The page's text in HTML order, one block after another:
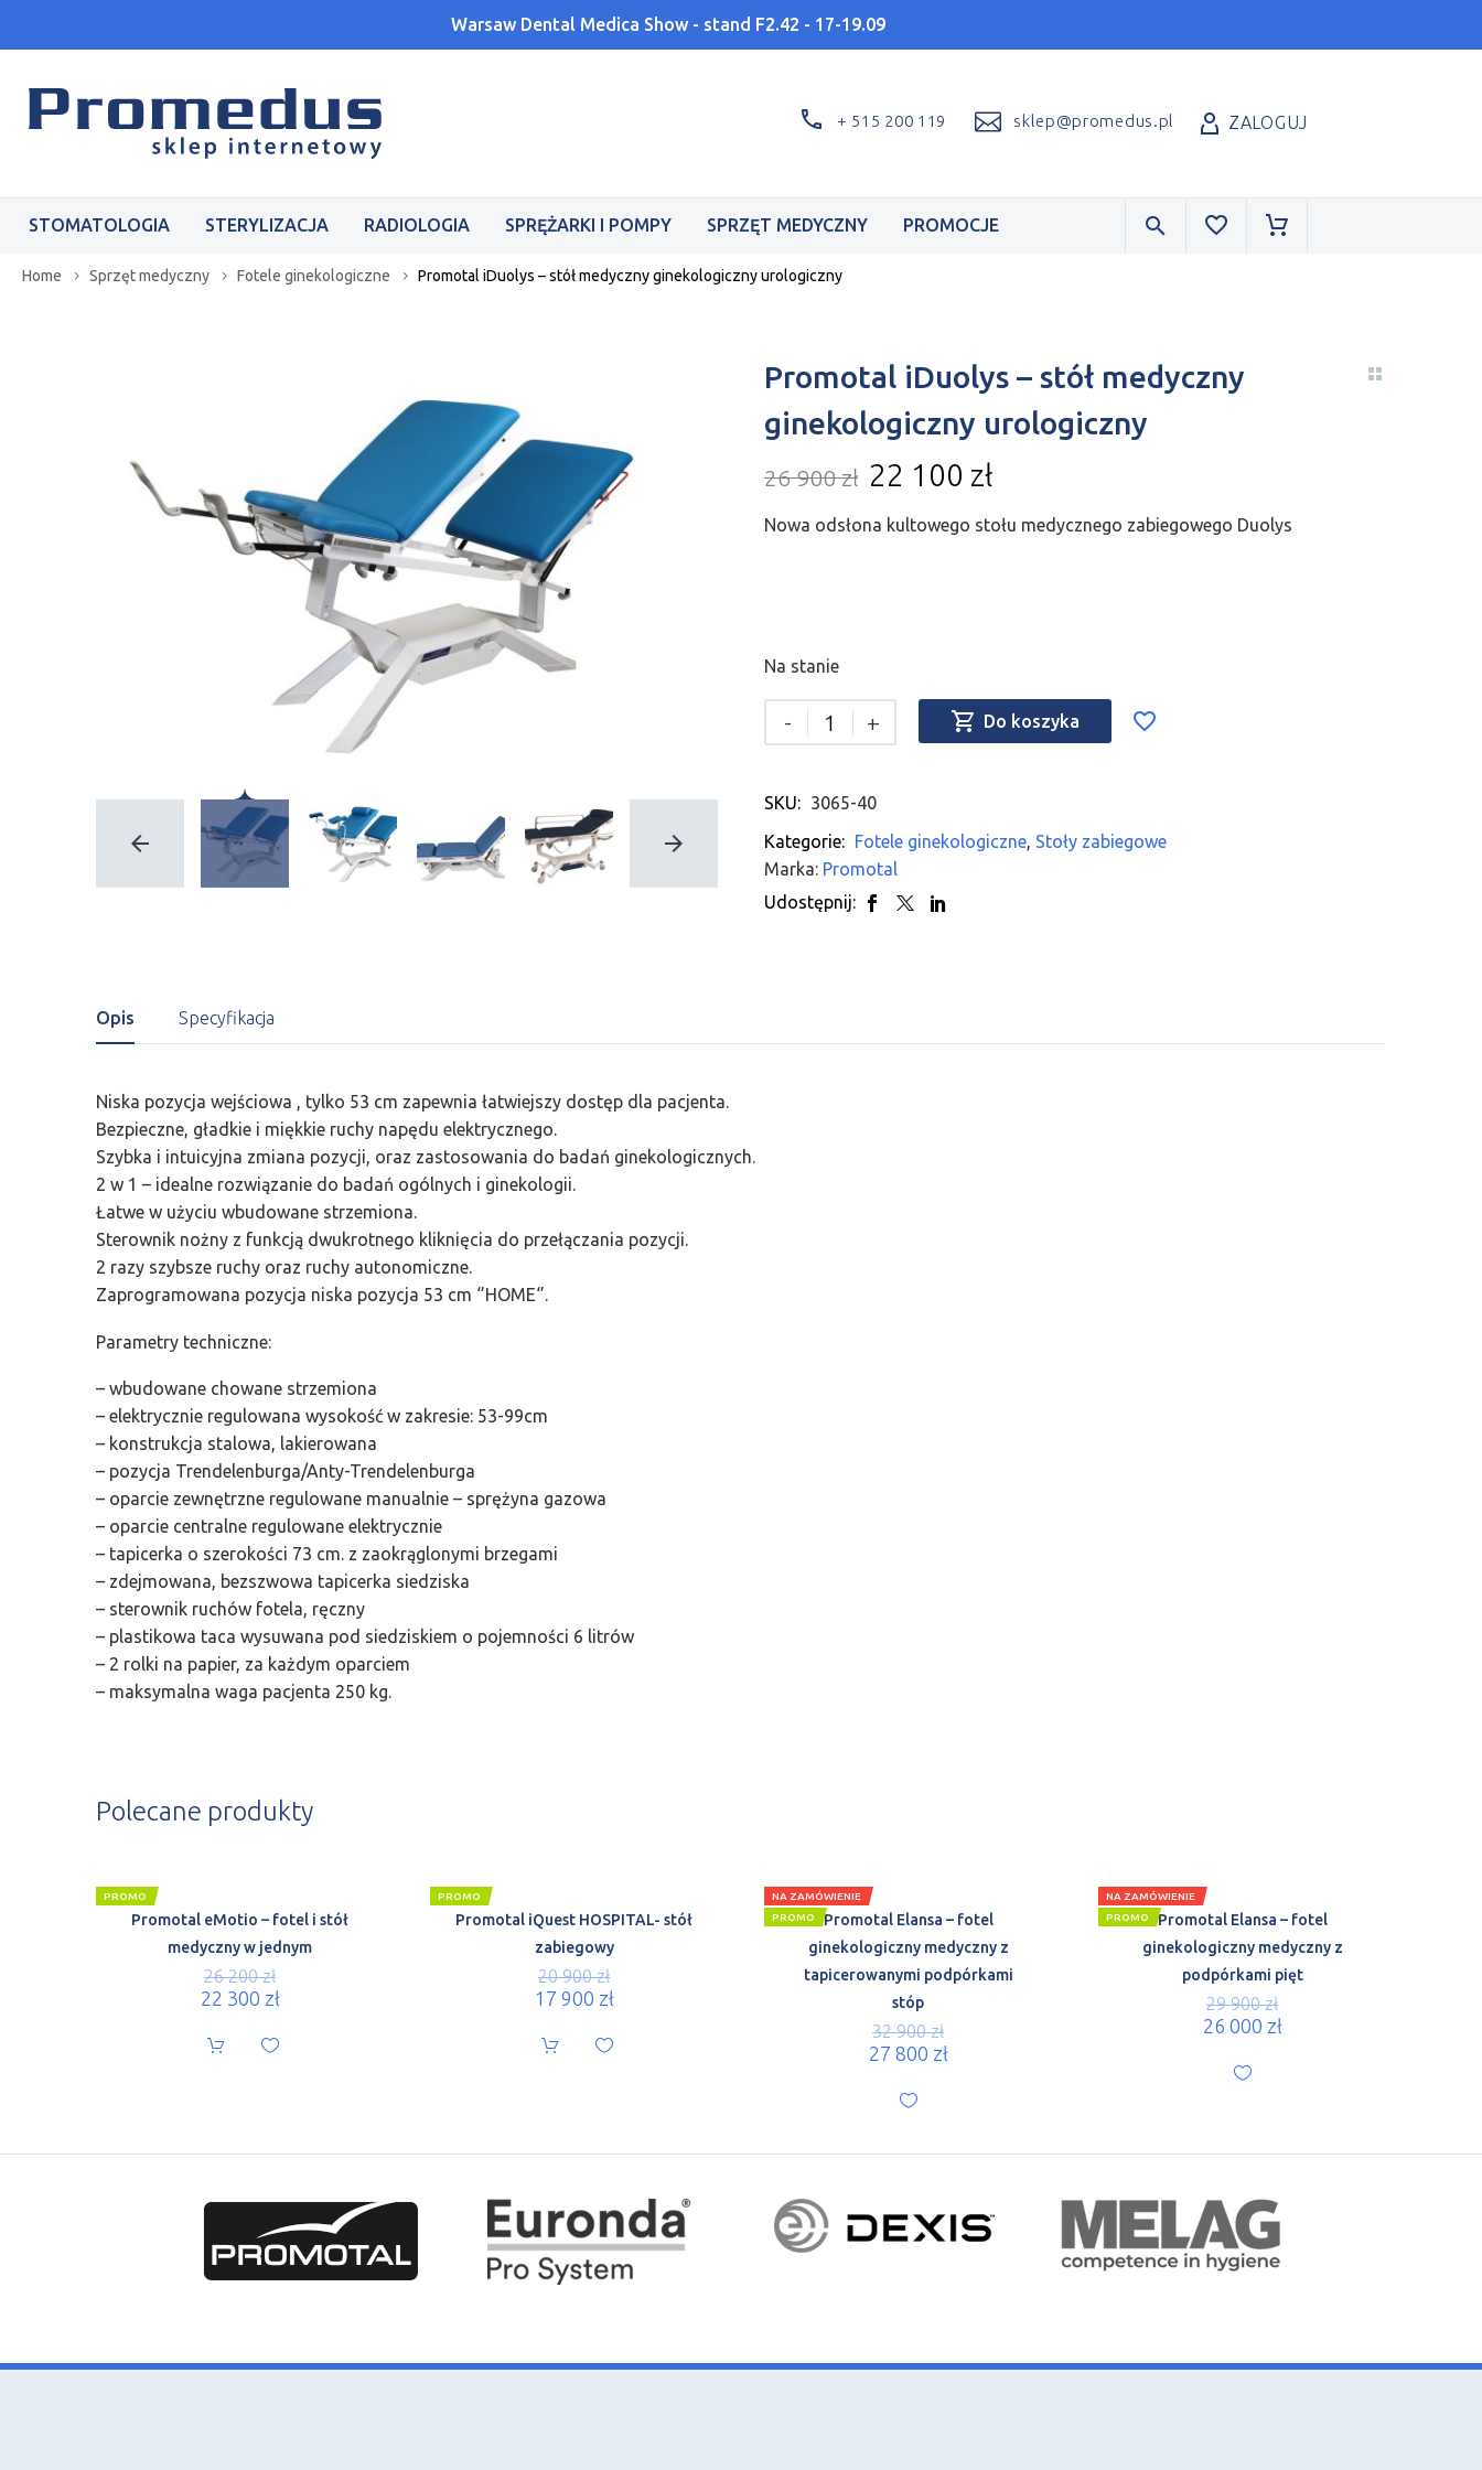
Warsaw Dental Medica Show - stand F2.42 - 17-19.09
+ 515 200 119 sklep@promedus.pl ZALOGUJ
STOMATOLOGIA STERYLIZACJA RADIOLOGIA SPRĘŻARKI I POMPY SPRZĘT MEDYCZNY PROMOCJE
Home Sprzęt medyczny Fotele ginekologiczne Promotal iDuolys – stół medyczny ginekologiczny urologiczny
Promotal iDuolys – stół medyczny
ginekologiczny urologiczny
26 900zł 22 100 zł
Nowa odsłona kultowego stołu medycznego zabiegowego Duolys
Na stanie
- +  Do koszyka
SKU: 3065-40
Kategorie: Fotele ginekologiczne, Stoły zabiegowe
Marka: Promotal
Udostępnij:
Opis Specyfikacja
Niska pozycja wejściowa , tylko 53 cm zapewnia łatwiejszy dostęp dla pacjenta.
Bezpieczne, gładkie i miękkie ruchy napędu elektrycznego.
Szybka i intuicyjna zmiana pozycji, oraz zastosowania do badań ginekologicznych.
2 w 1 – idealne rozwiązanie do badań ogólnych i ginekologii.
Łatwe w użyciu wbudowane strzemiona.
Sterownik nożny z funkcją dwukrotnego kliknięcia do przełączania pozycji.
2 razy szybsze ruchy oraz ruchy autonomiczne.
Zaprogramowana pozycja niska pozycja 53 cm ‘’HOME‘’.
Parametry techniczne:
– wbudowane chowane strzemiona
– elektrycznie regulowana wysokość w zakresie: 53-99cm
– konstrukcja stalowa, lakierowana
– pozycja Trendelenburga/Anty-Trendelenburga
– oparcie zewnętrzne regulowane manualnie – sprężyna gazowa
– oparcie centralne regulowane elektrycznie
– tapicerka o szerokości 73 cm. z zaokrąglonymi brzegami
– zdejmowana, bezszwowa tapicerka siedziska
– sterownik ruchów fotela, ręczny
– plastikowa taca wysuwana pod siedziskiem o pojemności 6 litrów
– 2 rolki na papier, za każdym oparciem
– maksymalna waga pacjenta 250 kg.
Polecane produkty
PROMO
Promotal eMotio – fotel i stół
medyczny w jednym
26 200zł
22 300 zł
PROMO
Promotal iQuest HOSPITAL- stół
zabiegowy
20 900zł
17 900 zł
NA ZAMÓWIENIE
PROMO
Promotal Elansa – fotel
ginekologiczny medyczny z
tapicerowanymi podpórkami
stóp
32 900zł
27 800 zł
NA ZAMÓWIENIE
PROMO
Promotal Elansa – fotel
ginekologiczny medyczny z
podpórkami pięt
29 900zł
26 000 zł